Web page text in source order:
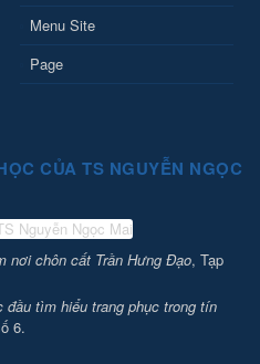
Menu Site
Page
CỦA TS NGUYỄN NGỌC
nơi chôn cất Trần Hưng Đạo, Tạp
đầu tìm hiểu trang phục trong tín
6.